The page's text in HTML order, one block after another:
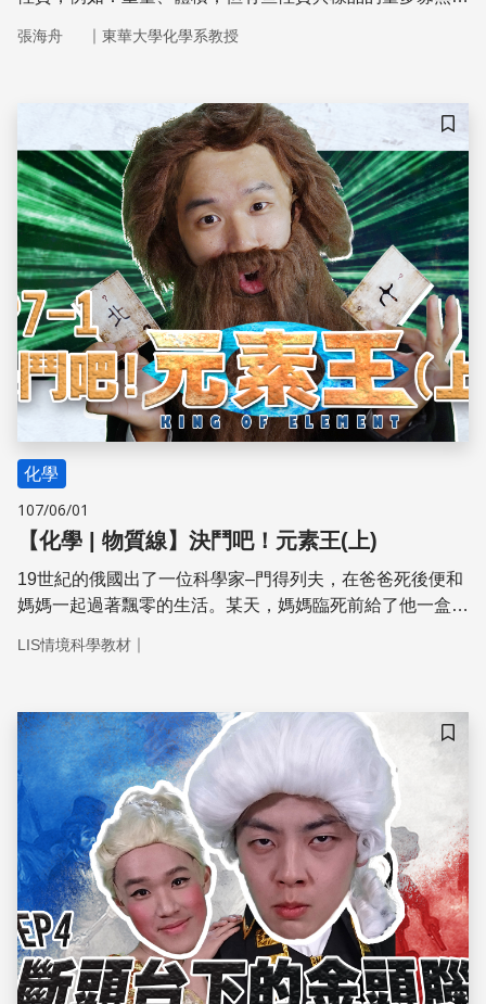
張海舟 ｜ 東華大學化學系教授
儲存
化學
107/06/01
【化學 | 物質線】決鬥吧！元素王(上)
19世紀的俄國出了一位科學家–門得列夫，在爸爸死後便和
媽媽一起過著飄零的生活。某天，媽媽臨死前給了他一盒寶
幫助門得列夫發明了影響化學界深遠的週！期！表！
LIS情境科學教材 ｜
儲存